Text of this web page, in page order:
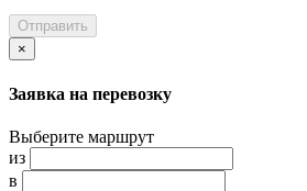
Отправить
×
Заявка на перевозку
Выберите маршрут
из
в